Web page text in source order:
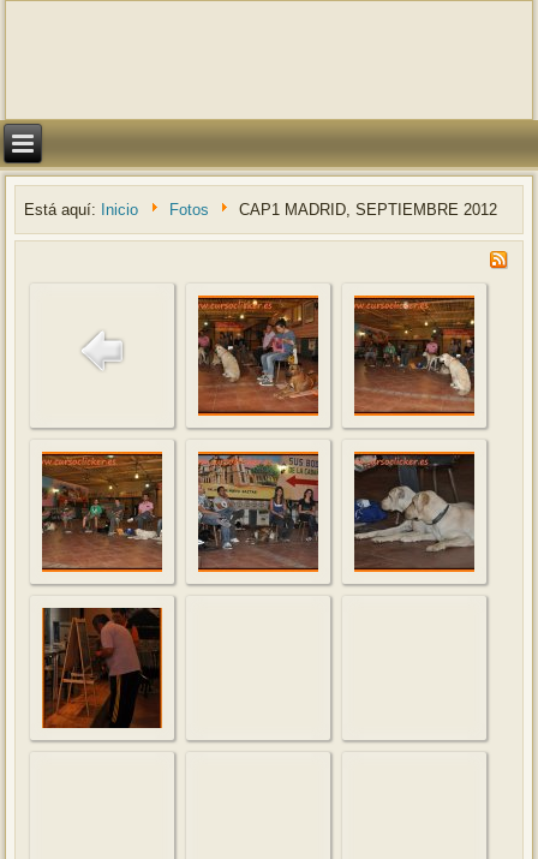
Está aquí: Inicio Fotos CAP1 MADRID, SEPTIEMBRE 2012